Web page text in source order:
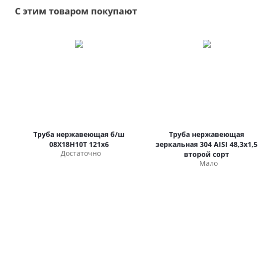
С этим товаром покупают
Труба нержавеющая б/ш
08Х18Н10Т 121х6
Достаточно
Труба нержавеющая
зеркальная 304 AISI 48,3х1,5
второй сорт
Мало